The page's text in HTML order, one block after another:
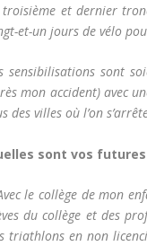
troisième et dernier
et-un jours de vélo
sensibilisations sont
mon accident) avec
des villes où l’on
sont vos
le collège de mon
du collège et des
triathlons en non